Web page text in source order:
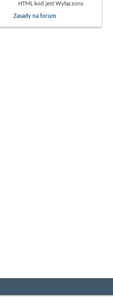
HTML kod jestWyłączony
Zasady na forum